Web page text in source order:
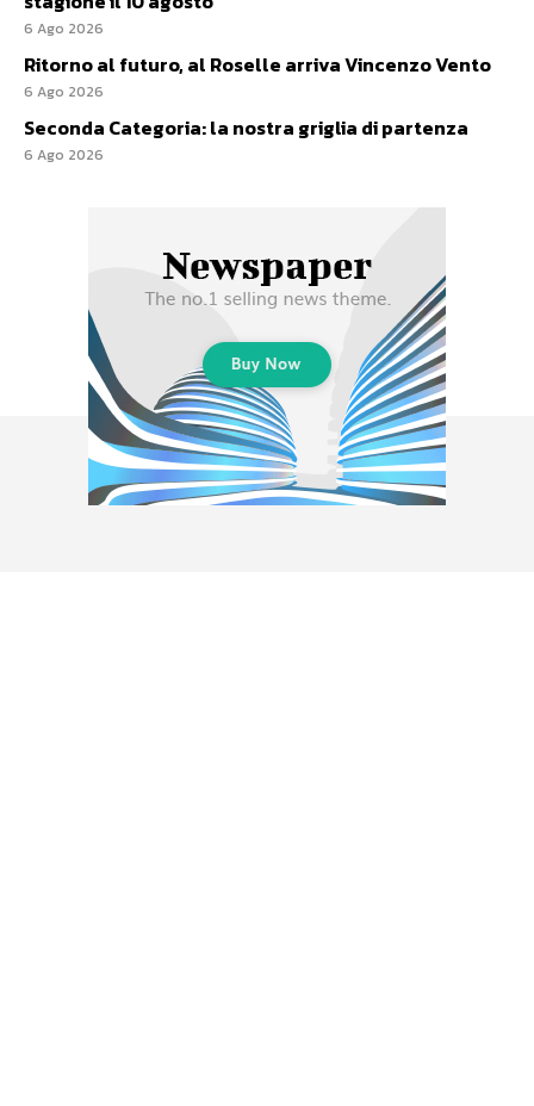
6 Ago 2026
Ritorno al futuro, al Roselle arriva Vincenzo Vento
6 Ago 2026
Seconda Categoria: la nostra griglia di partenza
6 Ago 2026